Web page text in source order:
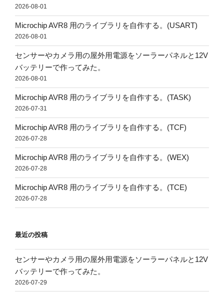
2026-08-01
Microchip AVR8 用のライブラリを自作する。(USART)
2026-08-01
センサーやカメラ用の屋外用電源をソーラーパネルと12V
バッテリーで作ってみた。
2026-08-01
Microchip AVR8 用のライブラリを自作する。(TASK)
2026-07-31
Microchip AVR8 用のライブラリを自作する。(TCF)
2026-07-28
Microchip AVR8 用のライブラリを自作する。(WEX)
2026-07-28
Microchip AVR8 用のライブラリを自作する。(TCE)
2026-07-28
最近の投稿
センサーやカメラ用の屋外用電源をソーラーパネルと12V
バッテリーで作ってみた。
2026-07-29